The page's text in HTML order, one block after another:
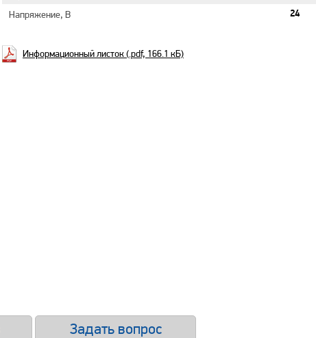
Напряжение, В 24
Информационный листок (.pdf, 166.1 кБ)
Задать вопрос